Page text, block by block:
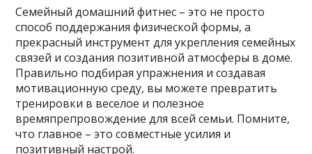
Семейный домашний фитнес – это не просто
способ поддержания физической формы, а
прекрасный инструмент для укрепления семейных
связей и создания позитивной атмосферы в доме.
Правильно подбирая упражнения и создавая
мотивационную среду, вы можете превратить
тренировки в веселое и полезное
времяпрепровождение для всей семьи. Помните,
что главное – это совместные усилия и
позитивный настрой.